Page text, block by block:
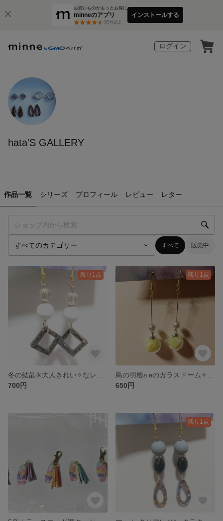
お買いものがもっとお得に
minneのアプリ
3万件以上
インストールする
ログイン
hata'S GALLERY
作品一覧 シリーズ プロフィール レビュー レター
すべて 販売中
残り1点
700円
残り1点
650円
残り1点